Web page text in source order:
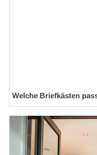
Welche Briefkästen